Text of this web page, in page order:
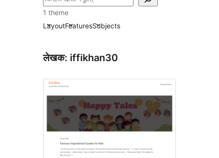
1 theme
LayoutFeaturesSubjects
लेखक: iffikhan30